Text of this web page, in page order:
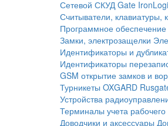
Сетевой СКУД Gate
Считыватели, клавиатуры,
Программное
Замки, электрозащелки
Идентификаторы и
Идентификаторы
GSM открытие замков и
Турникеты OXGARD
Устройства
Терминалы учета
Доводчики и аксессуары